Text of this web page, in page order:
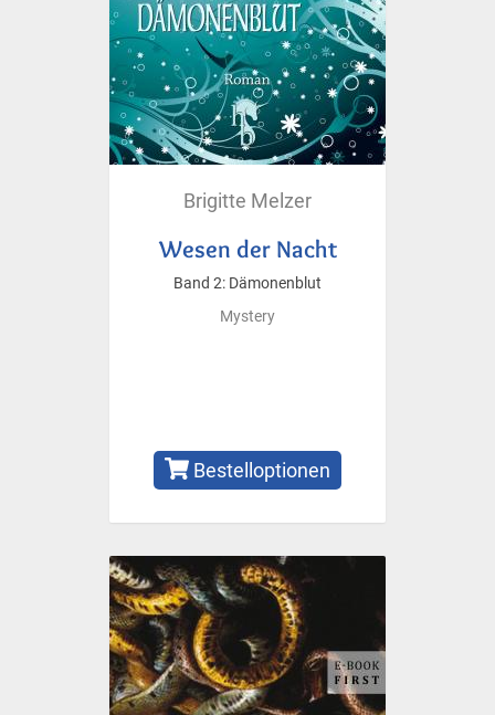
Brigitte Melzer
Wesen der Nacht
Band 2: Dämonenblut
Mystery
Bestelloptionen